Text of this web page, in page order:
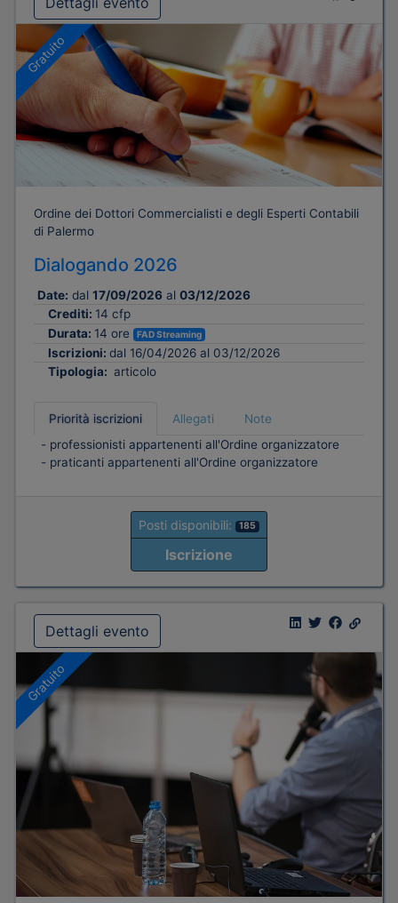
Gratuito
Ordine dei Dottori Commercialisti e degli Esperti Contabili
di Palermo
Dialogando 2026
Date: dal 17/09/2026 al 03/12/2026
Crediti: 14 cfp
Durata: 14 ore FAD Streaming
Iscrizioni: dal 16/04/2026 al 03/12/2026
Tipologia: articolo
Priorità iscrizioni Allegati
Note
- professionisti appartenenti all'Ordine organizzatore
- praticanti appartenenti all'Ordine organizzatore
Posti disponibili: 185
Iscrizione
Dettagli evento
Gratuito